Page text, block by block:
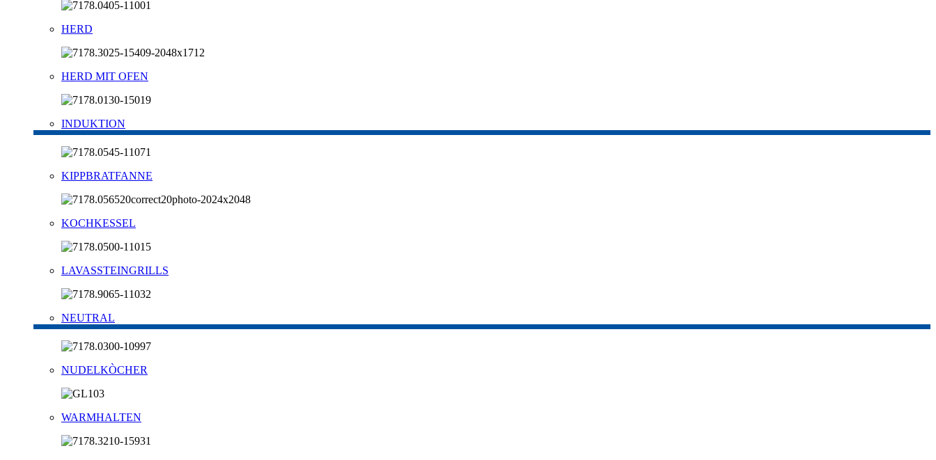
HERD
HERD MIT OFEN
INDUKTION
KIPPBRATFANNE
KOCHKESSEL
LAVASSTEINGRILLS
NEUTRAL
NUDELKÒCHER
WARMHALTEN